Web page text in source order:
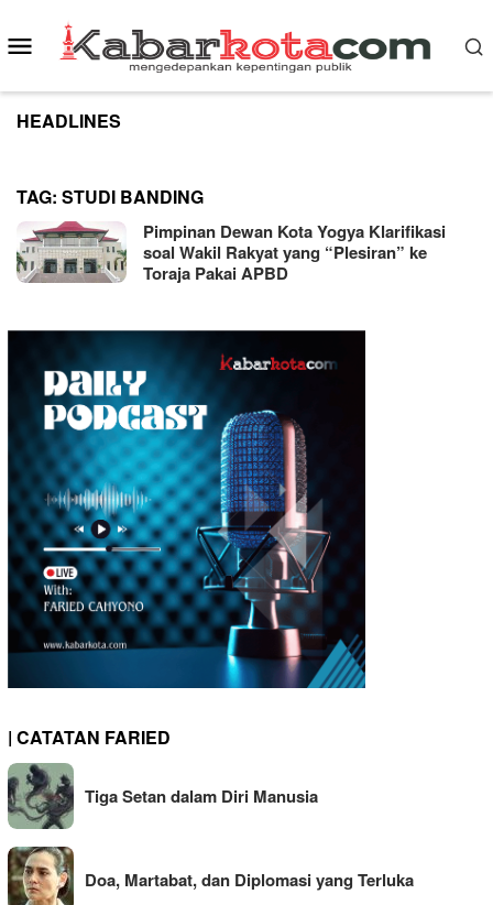
to
content
Mobile
Menu
HEADLINES
TAG: STUDI BANDING
Pimpinan Dewan Kota Yogya Klarifikasi
soal Wakil Rakyat yang “Plesiran” ke
Toraja Pakai APBD
| CATATAN FARIED
Tiga Setan dalam Diri Manusia
Doa, Martabat, dan Diplomasi yang Terluka